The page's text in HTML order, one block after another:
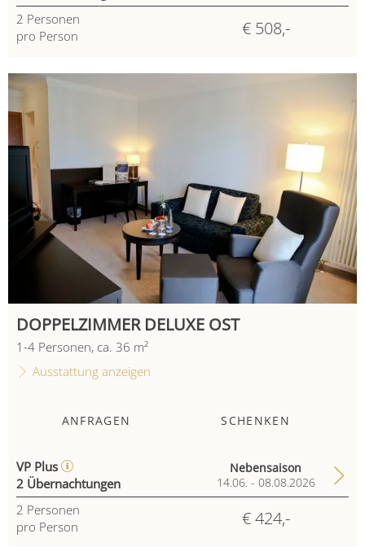
2 Personen
pro Person
€ 508,-
DOPPELZIMMER DELUXE OST
1 -4 Personen, ca. 36 m²
Ausstattung anzeigen
ANFRAGEN SCHENKEN
VP Plus
2 Übernachtungen
Nebensaison
14.06. - 08.08.2026
2 Personen
pro Person
€ 424,-